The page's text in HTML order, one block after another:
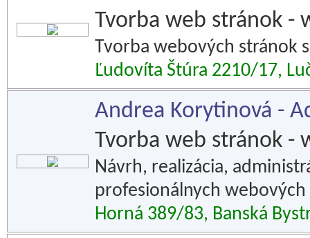
Tvorba web stránok -
Tvorba webových stránok
Ľudovíta Štúra 2210/17,
Andrea Korytinová -
Tvorba web stránok -
Návrh, realizácia,
profesionálnych
Horná 389/83, Banská